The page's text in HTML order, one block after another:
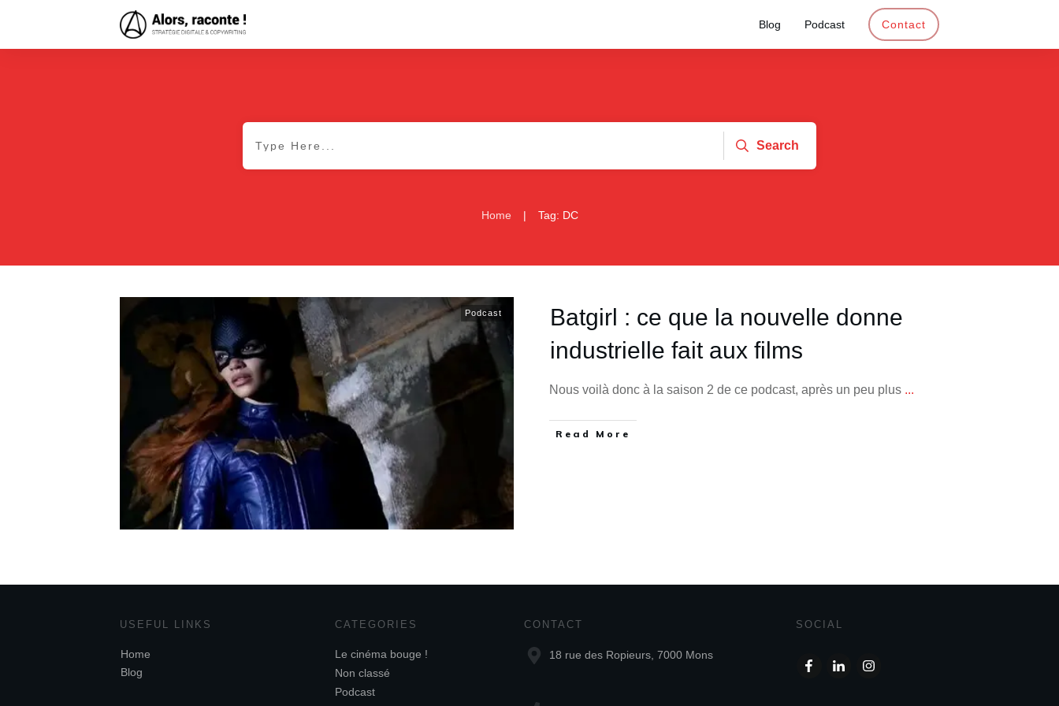
Blog Podcast Contact
Search
Home | Tag: DC
Podcast
Batgirl : ce que la nouvelle donne
industrielle fait aux films
Nous voilà donc à la saison 2 de ce podcast, après un peu plus ...
Read More
USEFUL LINKS
Home
Blog
CATEGORIES
Le cinéma bouge !
Non classé
Podcast
CONTACT
18 rue des Ropieurs, 7000 Mons
SOCIAL